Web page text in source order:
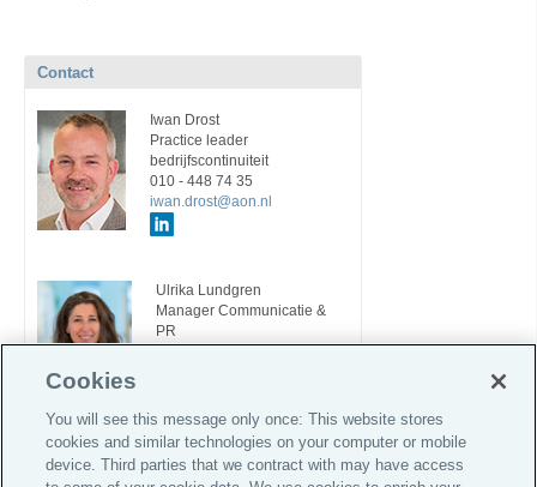
Contact
Iwan Drost
Practice leader
bedrijfscontinuiteit
010 - 448 74 35
iwan.drost@aon.nl
Ulrika Lundgren
Manager Communicatie &
PR
Cookies
You will see this message only once: This website stores
cookies and similar technologies on your computer or mobile
device. Third parties that we contract with may have access